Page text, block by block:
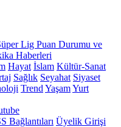
Lig Puan Durumu ve
Haberleri
Hayat İslam Kültür-Sanat
Sağlık Seyahat Siyaset
Trend YaşamYurt
Bağlantıları Üyelik Girişi